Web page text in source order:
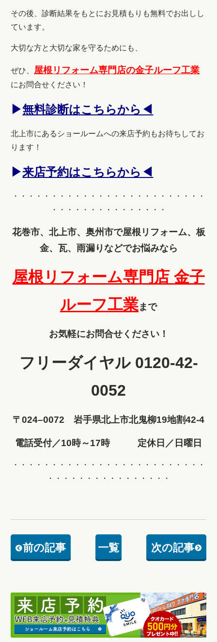
その後、診断結果をもとにお見積もりも無料でお出しし
ています。
大切な方と大切な家を守るためにも、
ぜひ、 屋根リフォーム専門店の金子ルーフ工業
にお問合せください！
▶無料診断はこちらから◀
北上市にあるショールームへの来店予約もお待ちしてお
ります！
▶来店予約はこちらから◀
・・・・・・・・・・・・・・・・・・・・・・・・・
・・・・・・・・・・・・・・・
花巻市、北上市、奥州市で屋根リフォーム、板
金、瓦、雨漏りなどでお悩みなら
屋根リフォーム専門店 金子
ルーフ工業まで
お気軽にお問合せください！
フリーダイヤル 0120-42-
0052
〒024–0072 岩手県北上市北鬼柳19地割42-4
電話受付／10時～17時 定休日／日曜日
・・・・・・・・・・・・・・・・・・・・・・・・・
・・・・・・・・・・・・・・・・
前の記事 一覧 次の記事